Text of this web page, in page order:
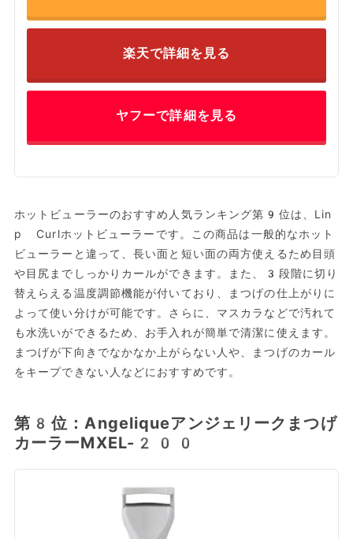
楽天で詳細を見る
ヤフーで詳細を見る
ホットビューラーのおすすめ人気ランキング第9位は、Lin
p Curlホットビューラーです。この商品は一般的なホット
ビューラーと違って、長い面と短い面の両方使えるため目頭
や目尻までしっかりカールができます。また、3段階に切り
替えらえる温度調節機能が付いており、まつげの仕上がりに
よって使い分けが可能です。さらに、マスカラなどで汚れて
も水洗いができるため、お手入れが簡単で清潔に使えます。
まつげが下向きでなかなか上がらない人や、まつげのカール
をキープできない人などにおすすめです。
第8位：Angeliqueアンジェリークまつげ
カーラーMXEL-200